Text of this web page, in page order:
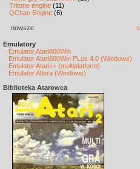
Tritone engine (11)
QChan Engine (6)
nowsze
Emulatory
Emulator Atari800Win
Emulator Atari800Win PLus 4.0 (Windows)
Emulator Atari++ (multiplatform)
Emulator Altirra (Windows)
Biblioteka Atarowca